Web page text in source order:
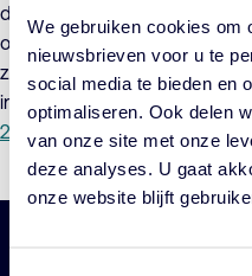
We gebruiken cookies om
nieuwsbrieven voor u te
social media te bieden en
optimaliseren. Ook delen
van onze site met onze
deze analyses. U gaat
onze website blijft
december 2025 de
over Duurzaamheid van het
zaken, in het prospectus zijn
informatie verwijzen wij u
2025